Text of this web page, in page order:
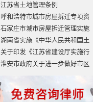
江苏省土地管理条例
呼和浩特市城市房屋拆迁专项资
石家庄市城市房屋拆迁管理实施
湖南省实施《中华人民共和国土
关于印发《江苏省建设厅实施行
淮安市政府关于进一步做好市区